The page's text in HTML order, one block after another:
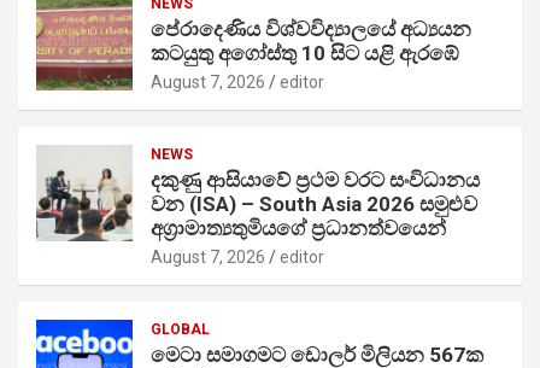
පේරාදෙණිය විශ්වවිද්‍යාලයේ අධ්‍යයන
කටයුතු අගෝස්තු 10 සිට යළි ඇරඹේ
August 7, 2026 editor
NEWS
දකුණු ආසියාවේ ප්‍රථම වරට සංවිධානය
වන (ISA) – South Asia 2026 සමුළුව
අග්‍රාමාත්‍යතුමියගේ ප්‍රධානත්වයෙන්
August 7, 2026 editor
GLOBAL
මෙටා සමාගමට ඩොලර් මිලියන 567ක